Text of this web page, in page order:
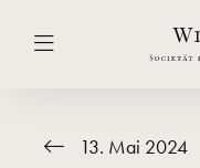
13. Mai 2024